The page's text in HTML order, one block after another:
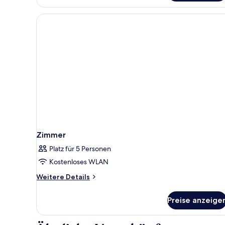
Suite
Zimmer
Platz für 5 Personen
Kostenloses WLAN
Weitere Details
Weitere
Preise